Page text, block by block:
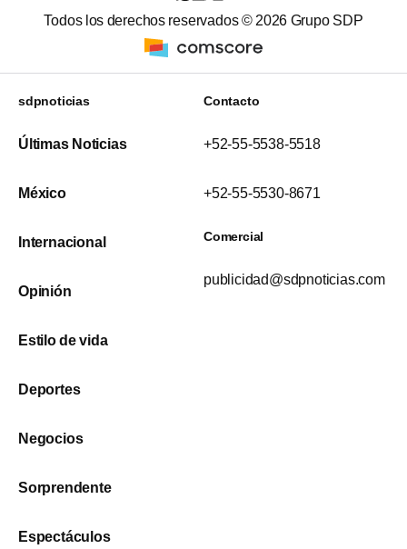
Todos los derechos reservados © 2026 Grupo SDP
sdpnoticias
Últimas Noticias
México
Internacional
Opinión
Estilo de vida
Deportes
Negocios
Sorprendente
Espectáculos
Contacto
+52-55-5538-5518
+52-55-5530-8671
Comercial
publicidad@sdpnoticias.com